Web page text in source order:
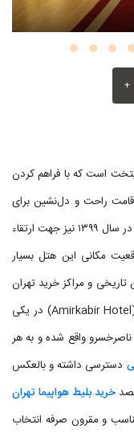
+
است که با فراهم کردن
راحت و دل‌نشین برای
مهمانان دارد. این هتل در سال ۱۳۹۲ افتتاح شده و در سال ۱۳۹۹ نیز جهت ارتقاء
مکانی این هتل بسیار
تاریخی و مراکز خرید تهران
دسترسی سریع و آسان دارد. هتل امیرکبیر تهران (Amirkabir Hotel) در یکی
واقع شده و به هر
دسترسی داشته و بالعکس
خرید بلیط هواپیما تهران
مناسب و مقرون صرفه انتخاب